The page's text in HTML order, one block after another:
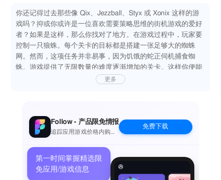
你还记得过去那些像 Qix、Jezzball、Styx 或 Xonix 这样的游
戏吗？抑或你或许是一位喜欢需要策略思维的街机游戏的爱好
者？如果是这样，那么你找对了地方。在游戏过程中，玩家要
控制一只狼蛛。每个关卡的目标都是搭建一张足够大的蜘蛛
网。然而，这项任务并非易事，因为饥饿的蛇正伺机捕食蜘
蛛。游戏提供了无限数量的难度逐渐增加的关卡。这样你便能
沉浸其中，享受数小时的乐趣。全球排行榜功能可让您将个人
高度推荐这款应用程序
喜欢玩这个游戏
更多
Follow - 产品限免情报
追踪应用游戏价格内购波
免费下载
第一时间掌握精选限
免应用/游戏信息